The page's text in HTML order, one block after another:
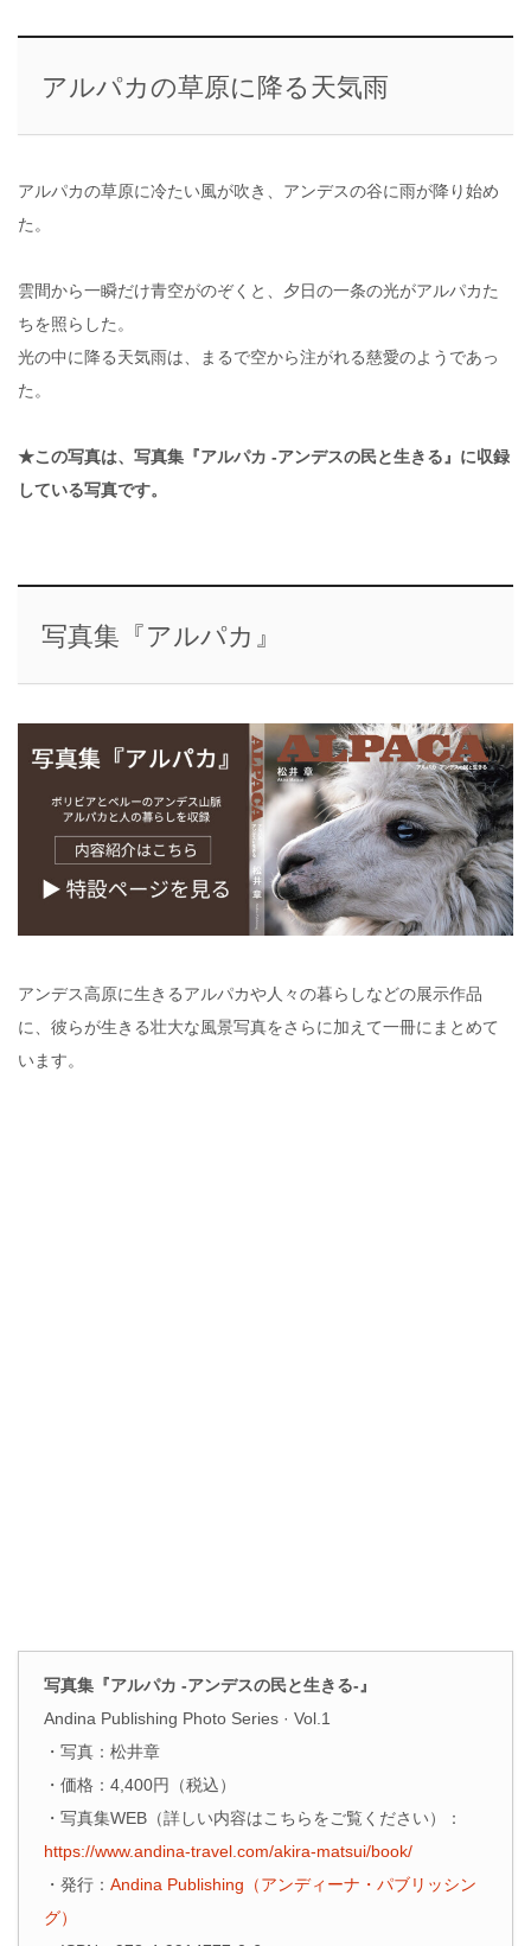
アルパカの草原に降る天気雨
アルパカの草原に冷たい風が吹き、アンデスの谷に雨が降り始め
た。
雲間から一瞬だけ青空がのぞくと、夕日の一条の光がアルパカた
ちを照らした。
光の中に降る天気雨は、まるで空から注がれる慈愛のようであっ
た。
★この写真は、写真集『アルパカ -アンデスの民と生きる』に収録
している写真です。
写真集『アルパカ』
アンデス高原に生きるアルパカや人々の暮らしなどの展示作品
に、彼らが生きる壮大な風景写真をさらに加えて一冊にまとめて
います。
写真集『アルパカ -アンデスの民と生きる-』
Andina Publishing Photo Series · Vol.1
・写真：松井章
・価格：4,400円（税込）
・写真集WEB（詳しい内容はこちらをご覧ください）：
https://www.andina-travel.com/akira-matsui/book/
・発行： Andina Publishing（アンディーナ・パブリッシン
グ）